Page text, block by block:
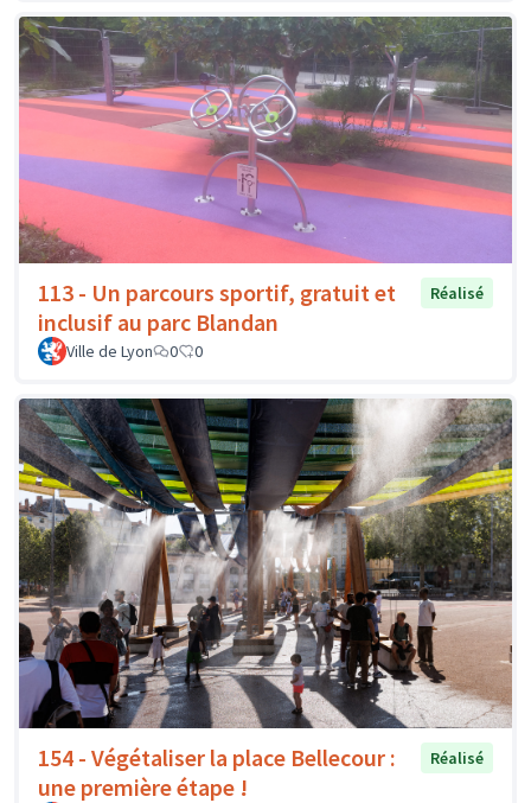
113 - Un parcours sportif, gratuit et
inclusif au parc Blandan
Réalisé
Ville de Lyon 0 0
154 - Végétaliser la place Bellecour :
une première étape !
Réalisé